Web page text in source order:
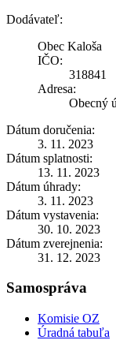
Dodávateľ:
Obec Kaloša
IČO:
318841
Adresa:
Obecný
Dátum doručenia:
3. 11. 2023
Dátum splatnosti:
13. 11. 2023
Dátum úhrady:
3. 11. 2023
Dátum vystavenia:
30. 10. 2023
Dátum zverejnenia:
31. 12. 2023
Samospráva
Komisie OZ
Úradná tabuľa